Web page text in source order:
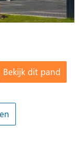
Bekijk dit pand